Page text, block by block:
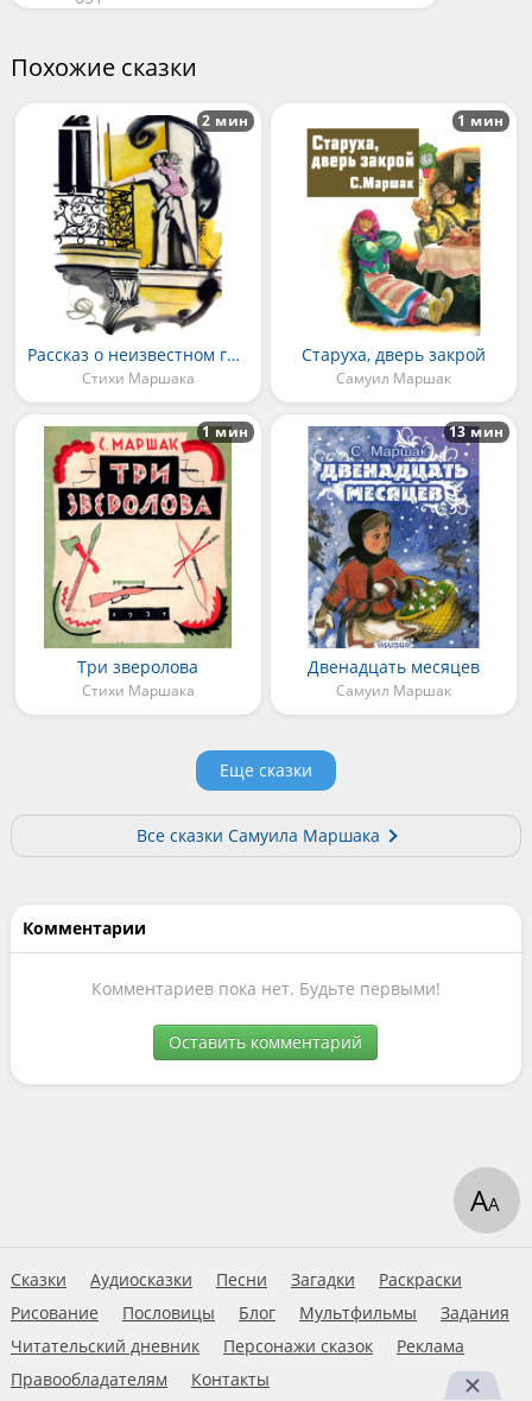
Похожие сказки
Рассказ о неизвестном герое
Стихи Маршака
2 мин
Старуха, дверь закрой
Самуил Маршак
1 мин
Три зверолова
Стихи Маршака
1 мин
Двенадцать месяцев
Самуил Маршак
13 мин
Еще сказки
Все сказки Самуила Маршака
Комментарии
Комментариев пока нет. Будьте первыми!
Оставить комментарий
Сказки Аудиосказки Песни Загадки
Раскраски
Рисование
Пословицы Блог Мультфильмы
Задания
Читательский дневник
Персонажи сказок
Реклама
Правообладателям
Контакты
АА